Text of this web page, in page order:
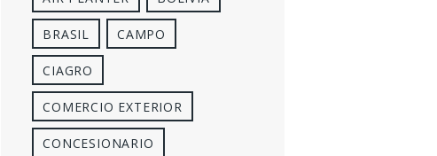
BRASIL CAMPO
CIAGRO
COMERCIO EXTERIOR
CONCESIONARIO